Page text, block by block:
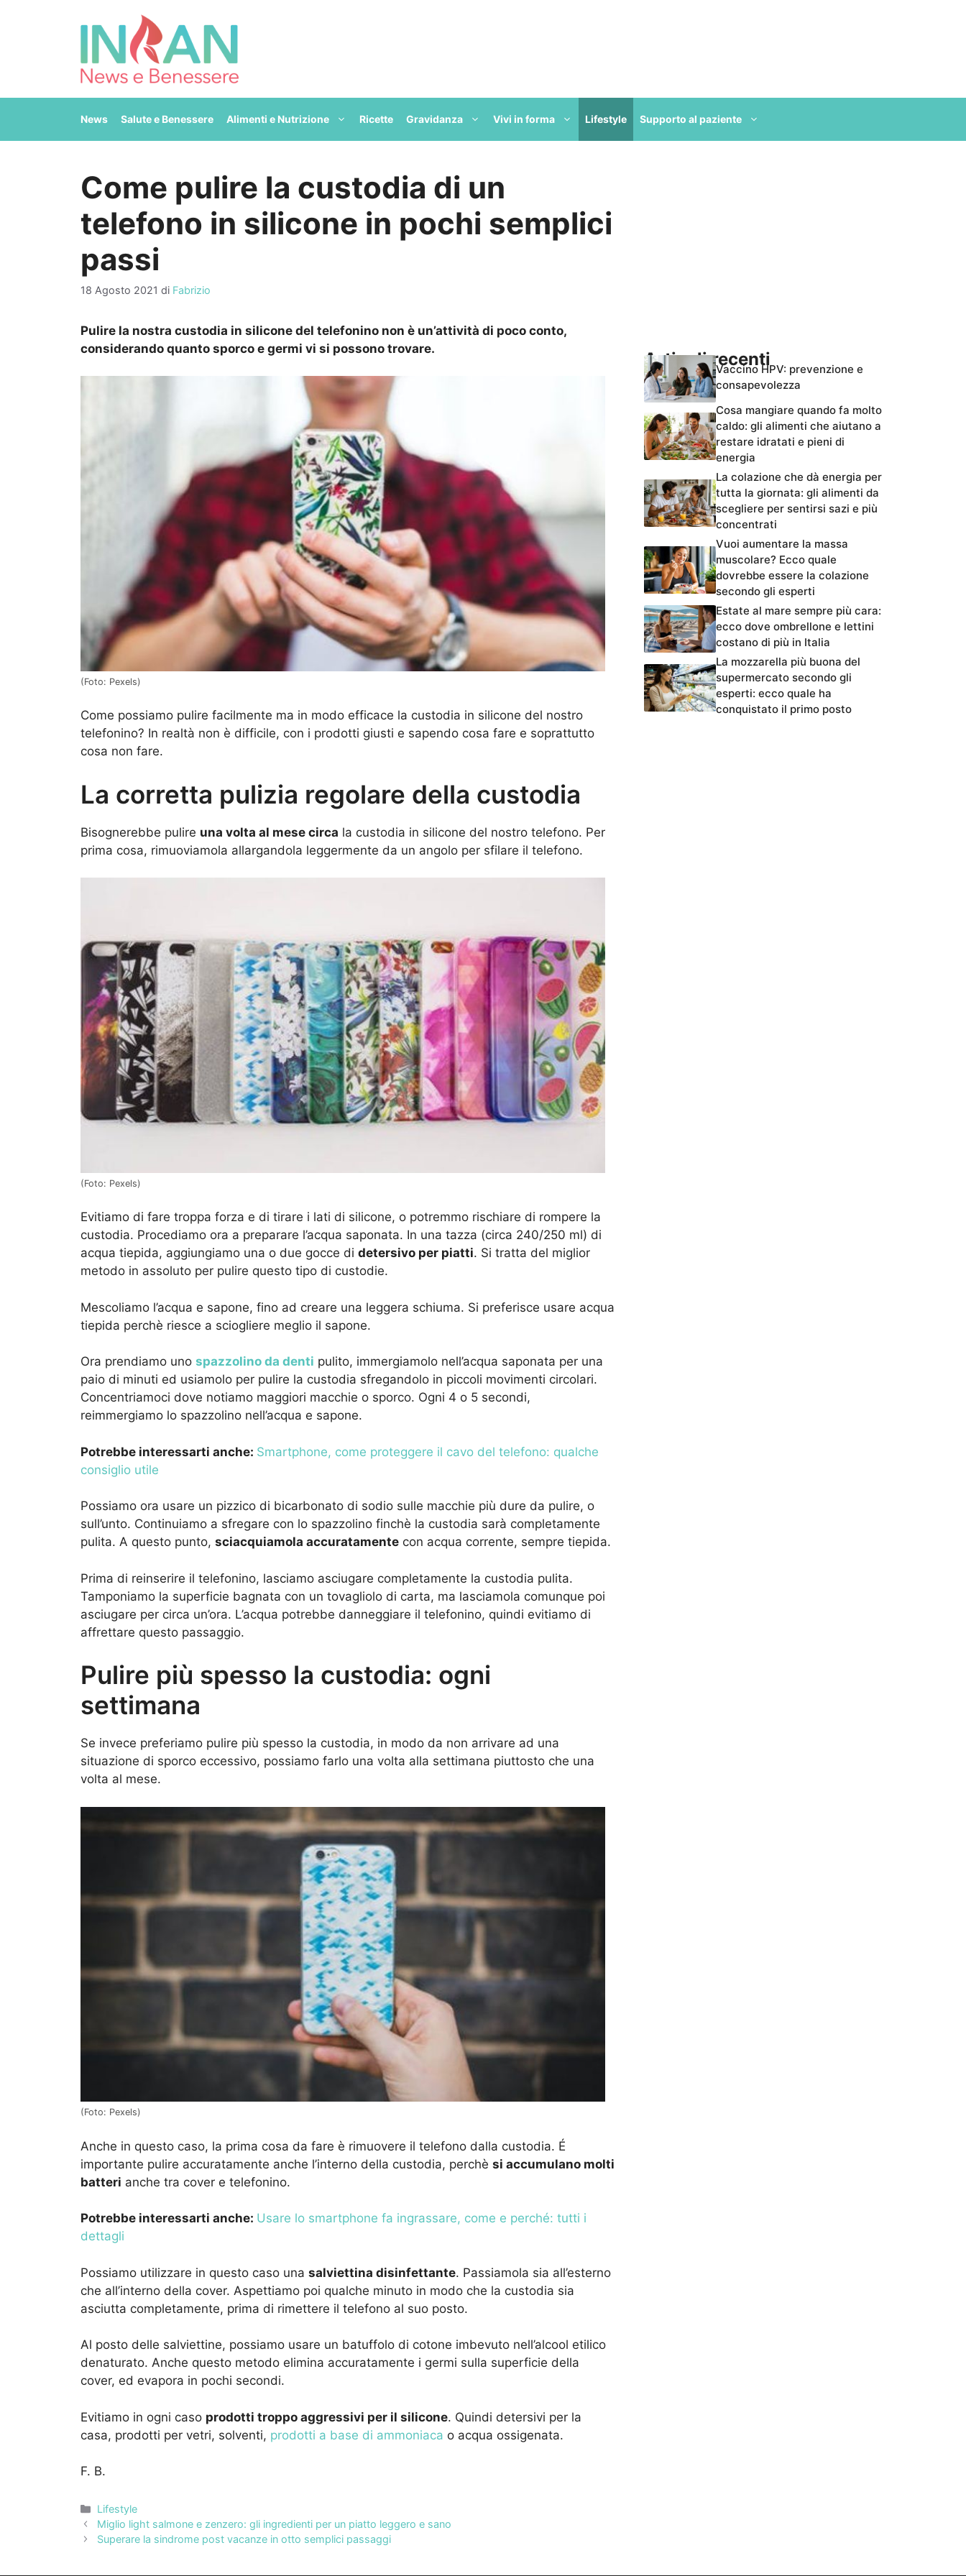
News Salute e Benessere Alimenti e Nutrizione Ricette Gravidanza Vivi in forma Lifestyle Supporto al paziente
Come pulire la custodia di un
telefono in silicone in pochi semplici
passi
18 Agosto 2021 di Fabrizio
Pulire la nostra custodia in silicone del telefonino non è un’attività di poco conto,
considerando quanto sporco e germi vi si possono trovare.
(Foto: Pexels)
Come possiamo pulire facilmente ma in modo efficace la custodia in silicone del nostro
telefonino? In realtà non è difficile, con i prodotti giusti e sapendo cosa fare e soprattutto
cosa non fare.
La corretta pulizia regolare della custodia
Bisognerebbe pulire una volta al mese circa la custodia in silicone del nostro telefono. Per
prima cosa, rimuoviamola allargandola leggermente da un angolo per sfilare il telefono.
(Foto: Pexels)
Evitiamo di fare troppa forza e di tirare i lati di silicone, o potremmo rischiare di rompere la
custodia. Procediamo ora a preparare l’acqua saponata. In una tazza (circa 240/250 ml) di
acqua tiepida, aggiungiamo una o due gocce di detersivo per piatti. Si tratta del miglior
metodo in assoluto per pulire questo tipo di custodie.
Mescoliamo l’acqua e sapone, fino ad creare una leggera schiuma. Si preferisce usare acqua
tiepida perchè riesce a sciogliere meglio il sapone.
Ora prendiamo uno spazzolino da denti pulito, immergiamolo nell’acqua saponata per una
paio di minuti ed usiamolo per pulire la custodia sfregandolo in piccoli movimenti circolari.
Concentriamoci dove notiamo maggiori macchie o sporco. Ogni 4 o 5 secondi,
reimmergiamo lo spazzolino nell’acqua e sapone.
Potrebbe interessarti anche: Smartphone, come proteggere il cavo del telefono: qualche
consiglio utile
Possiamo ora usare un pizzico di bicarbonato di sodio sulle macchie più dure da pulire, o
sull’unto. Continuiamo a sfregare con lo spazzolino finchè la custodia sarà completamente
pulita. A questo punto, sciacquiamola accuratamente con acqua corrente, sempre tiepida.
Prima di reinserire il telefonino, lasciamo asciugare completamente la custodia pulita.
Tamponiamo la superficie bagnata con un tovagliolo di carta, ma lasciamola comunque poi
asciugare per circa un’ora. L’acqua potrebbe danneggiare il telefonino, quindi evitiamo di
affrettare questo passaggio.
Pulire più spesso la custodia: ogni
settimana
Se invece preferiamo pulire più spesso la custodia, in modo da non arrivare ad una
situazione di sporco eccessivo, possiamo farlo una volta alla settimana piuttosto che una
volta al mese.
(Foto: Pexels)
Anche in questo caso, la prima cosa da fare è rimuovere il telefono dalla custodia. É
importante pulire accuratamente anche l’interno della custodia, perchè si accumulano molti
batteri anche tra cover e telefonino.
Potrebbe interessarti anche: Usare lo smartphone fa ingrassare, come e perché: tutti i
dettagli
Possiamo utilizzare in questo caso una salviettina disinfettante. Passiamola sia all’esterno
che all’interno della cover. Aspettiamo poi qualche minuto in modo che la custodia sia
asciutta completamente, prima di rimettere il telefono al suo posto.
Al posto delle salviettine, possiamo usare un batuffolo di cotone imbevuto nell’alcool etilico
denaturato. Anche questo metodo elimina accuratamente i germi sulla superficie della
cover, ed evapora in pochi secondi.
Evitiamo in ogni caso prodotti troppo aggressivi per il silicone. Quindi detersivi per la
casa, prodotti per vetri, solventi, prodotti a base di ammoniaca o acqua ossigenata.
F. B.
Categorie
Lifestyle
Miglio light salmone e zenzero: gli ingredienti per un piatto leggero e sano
Superare la sindrome post vacanze in otto semplici passaggi
Articoli recentiVaccino HPV: prevenzione e
consapevolezza
Cosa mangiare quando fa molto
caldo: gli alimenti che aiutano a
restare idratati e pieni di
energia
La colazione che dà energia per
tutta la giornata: gli alimenti da
scegliere per sentirsi sazi e più
concentrati
Vuoi aumentare la massa
muscolare? Ecco quale
dovrebbe essere la colazione
secondo gli esperti
Estate al mare sempre più cara:
ecco dove ombrellone e lettini
costano di più in Italia
La mozzarella più buona del
supermercato secondo gli
esperti: ecco quale ha
conquistato il primo posto